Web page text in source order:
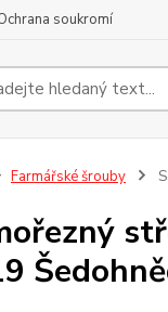
soukromí
Farmářské šrouby